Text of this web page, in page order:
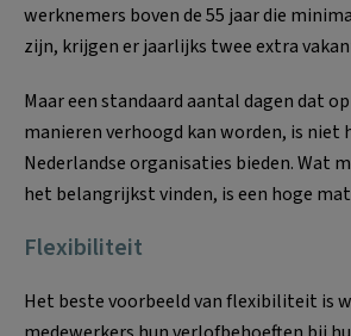
werknemers boven de 55 jaar die
zijn, krijgen er jaarlijks twee extra
Maar een standaard aantal dagen dat
manieren verhoogd kan worden, is niet
Nederlandse organisaties bieden. Wat
het belangrijkst vinden, is een hoge
Flexibiliteit
Het beste voorbeeld van flexibiliteit is